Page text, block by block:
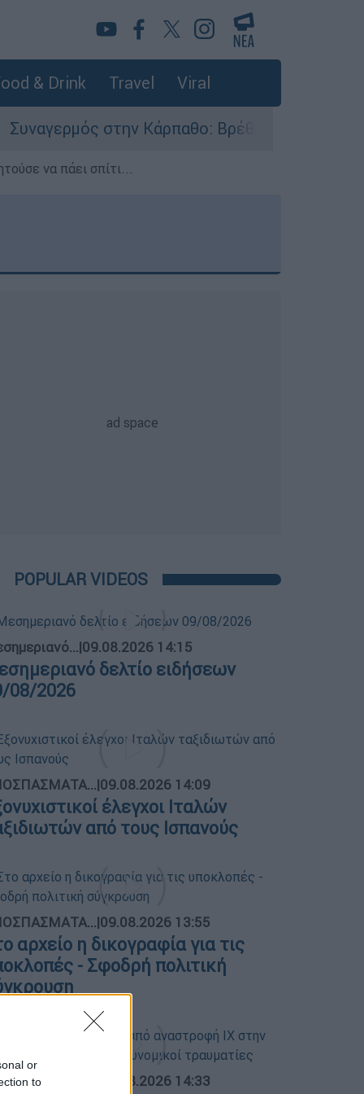
or
to
& Drink Travel Viral
Κάρπαθο: Βρέθηκαν παλιά πυρομαχικά
να πάει σπίτι...
POPULAR VIDEOS
|09.08.2026 14:15
δελτίο ειδήσεων
08/2026
|09.08.2026 14:09
έλεγχοι Ιταλών
από τους Ισπανούς
|09.08.2026 13:55
αρχείο η δικογραφία για τις
- Σφοδρή πολιτική
09.08.2026 14:33